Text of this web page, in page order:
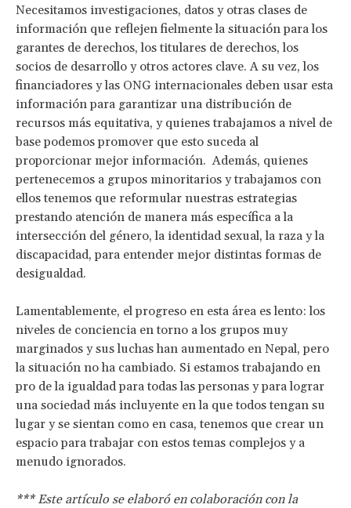
Necesitamos investigaciones, datos y otras clases de
información que reflejen fielmente la situación para los
garantes de derechos, los titulares de derechos, los
socios de desarrollo y otros actores clave. A su vez, los
financiadores y las ONG internacionales deben usar esta
información para garantizar una distribución de
recursos más equitativa, y quienes trabajamos a nivel de
base podemos promover que esto suceda al
proporcionar mejor información. Además, quienes
pertenecemos a grupos minoritarios y trabajamos con
ellos tenemos que reformular nuestras estrategias
prestando atención de manera más específica a la
intersección del género, la identidad sexual, la raza y la
discapacidad, para entender mejor distintas formas de
desigualdad.
Lamentablemente, el progreso en esta área es lento: los
niveles de conciencia en torno a los grupos muy
marginados y sus luchas han aumentado en Nepal, pero
la situación no ha cambiado. Si estamos trabajando en
pro de la igualdad para todas las personas y para lograr
una sociedad más incluyente en la que todos tengan su
lugar y se sientan como en casa, tenemos que crear un
espacio para trabajar con estos temas complejos y a
menudo ignorados.
*** Este artículo se elaboró en colaboración con la